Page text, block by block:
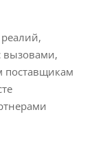
вызовами,
поставщикам